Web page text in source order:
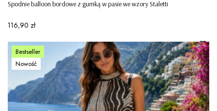
Spodnie balloon bordowe z gumką w pasie we wzory Staletti
Cena
116,90 zł
Bestseller
Nowość